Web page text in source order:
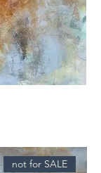
not for SALE